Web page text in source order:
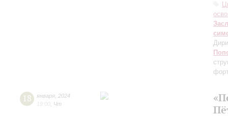
18 января 2024
19:00 Чт